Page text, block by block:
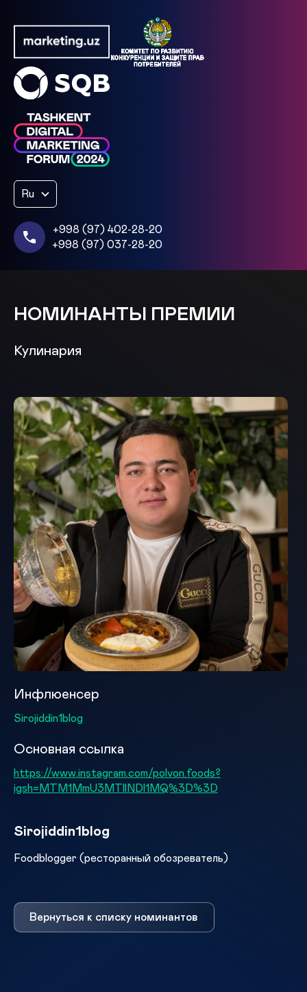
Ru
+998 (97) 402-28-20
+998 (97) 037-28-20
НОМИНАНТЫ ПРЕМИИ
Кулинария
Инфлюенсер
Sirojiddin1blog
Основная ссылка
https://www.instagram.com/polvon.foods?
igsh=MTM1MmU3MTllNDl1MQ%3D%3D
Sirojiddin1blog
Foodblogger (ресторанный обозреватель)
Вернуться к списку номинантов